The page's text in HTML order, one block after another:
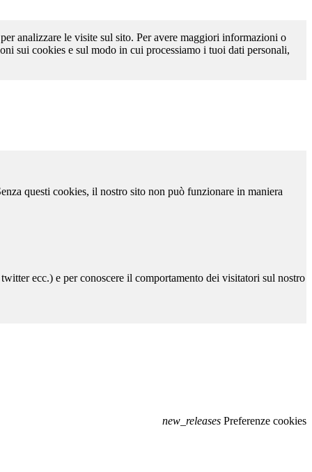
analizzare le visite sul sito. Per avere maggiori informazioni o
sui cookies e sul modo in cui processiamo i tuoi dati personali,
questi cookies, il nostro sito non può funzionare in maniera
ecc.) e per conoscere il comportamento dei visitatori sul nostro
new_releases Preferenze cookies